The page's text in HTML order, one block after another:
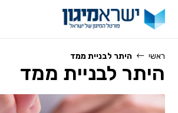
content
ראשי היתר לבניית ממד
היתר לבניית ממד